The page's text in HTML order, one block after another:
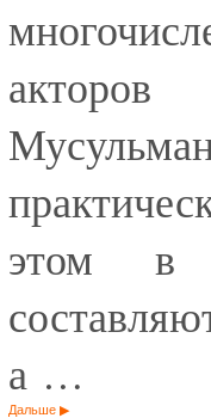
акторов
этом в
а …
Дальше